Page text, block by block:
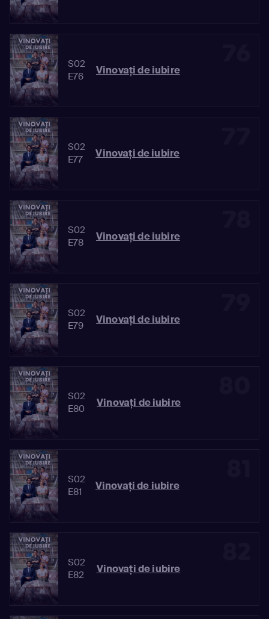
S02
E76
Vinovaţi de iubire
S02
E77
Vinovaţi de iubire
S02
E78
Vinovaţi de iubire
S02
E79
Vinovaţi de iubire
S02
E80
Vinovaţi de iubire
S02
E81
Vinovaţi de iubire
S02
E82
Vinovaţi de iubire